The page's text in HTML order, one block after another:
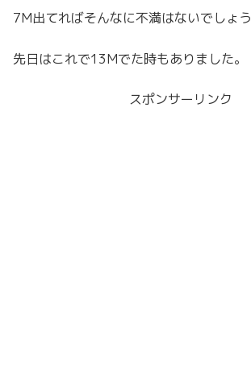
7M出てればそんなに不満はないでしょう
先日はこれで13Mでた時もありました。
スポンサーリンク